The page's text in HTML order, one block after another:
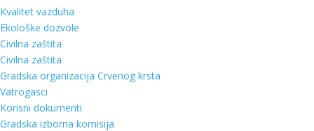
Kvalitet vazduha
Ekološke dozvole
Civilna zaštita
Civilna zaštita
Gradska organizacija Crvenog krsta
Vatrogasci
Korisni dokumenti
Gradska izborna komisija